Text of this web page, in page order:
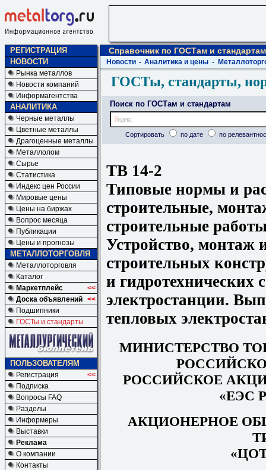
РЕГИСТРАЦИЯ
НОВОСТИ
Рынка металлов
Новости компаний
Информагентства
АНАЛИТИКА
Черные металлы
Цветные металлы
Драгоценные металлы
Металлолом
Сырье
Статистика
Индекс цен России
Мировые цены
Цены на биржах
Вопрос месяца
Публикации
Цены и прогнозы
МЕТАЛЛОТОРГОВЛЯ
Металлоторговля
Каталог
Маркетплейс
<<
Доска объявлений <<
Подшипники
ГОСТы и стандарты
ПОЛЬЗОВАТЕЛЯМ
Регистрация
<<
Подписка
Вопросы FAQ
Разделы
Информеры
Выставки
Реклама
О компании
Контакты
Справочник по ГОСТам и стандартам
Новости Аналитика и цены
ГОСТы, стандарты,
Поиск по ГОСТам и стандартам
Сортировать по дате по
ТВ 14-2
Типовые нормы и
строительные,
строительные
Устройство, монтаж
строительных
и гидротехнических
электростанции.
тепловых
МИНИСТЕРСТВО
РОССИЙСКОЕ
«ЕЭС
АКЦИОНЕРНОЕ